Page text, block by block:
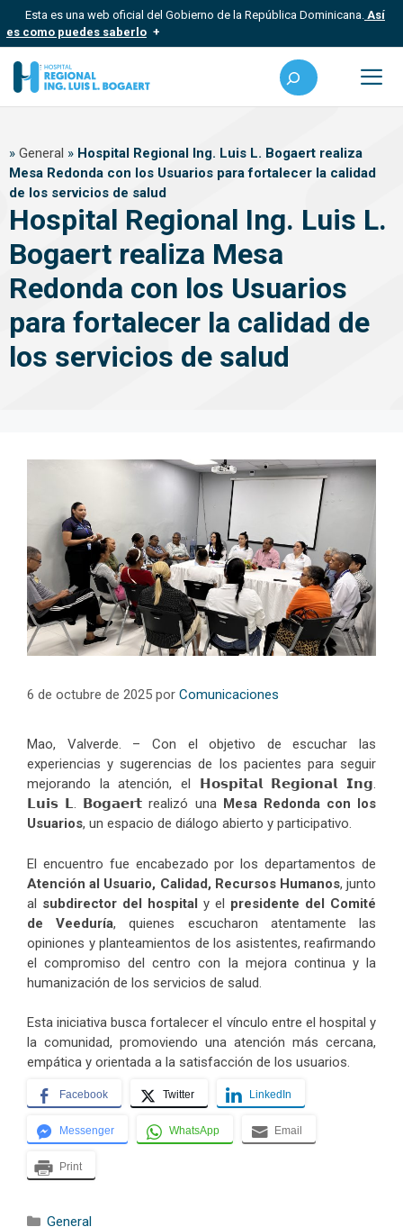
Saltar
al
contenido
Esta es una web oficial del Gobierno de la República Dominicana. Así
es como puedes saberlo
Los sitios web oficiales utilizan .gob.do, .gov.do o .mil.do
Un sitio .gob.do, .gov.do o .mil.do significa que pertenece a una
usan HTTPS
Un candado (?) o https:// significa que estás conectado a un sitio
seguro dentro de .gob.do o .gov.do. Comparte información
confidencial solo en este tipo de sitios.
Buscar
» General » Hospital Regional Ing. Luis L. Bogaert realiza
Mesa Redonda con los Usuarios para fortalecer la calidad
de los servicios de salud
Hospital Regional Ing. Luis L.
Bogaert realiza Mesa
Redonda con los Usuarios
para fortalecer la calidad de
los servicios de salud
6 de octubre de 2025 por Comunicaciones
Mao, Valverde. – Con el objetivo de escuchar las
experiencias y sugerencias de los pacientes para seguir
mejorando la atención, el 𝗛𝗼𝘀𝗽𝗶𝘁𝗮𝗹 𝗥𝗲𝗴𝗶𝗼𝗻𝗮𝗹 𝗜𝗻𝗴.
𝗟𝘂𝗶𝘀 𝗟. 𝗕𝗼𝗴𝗮𝗲𝗿𝘁 realizó una Mesa Redonda con los
Usuarios, un espacio de diálogo abierto y participativo.
El encuentro fue encabezado por los departamentos de
Atención al Usuario, Calidad, Recursos Humanos, junto
al subdirector del hospital y el presidente del Comité
de Veeduría, quienes escucharon atentamente las
opiniones y planteamientos de los asistentes, reafirmando
el compromiso del centro con la mejora continua y la
humanización de los servicios de salud.
Esta iniciativa busca fortalecer el vínculo entre el hospital y
la comunidad, promoviendo una atención más cercana,
empática y orientada a la satisfacción de los usuarios.
Facebook Twitter LinkedIn
Messenger WhatsApp Email
Print
Categorías
General